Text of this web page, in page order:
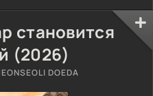
становится
(2026)
DOEDA